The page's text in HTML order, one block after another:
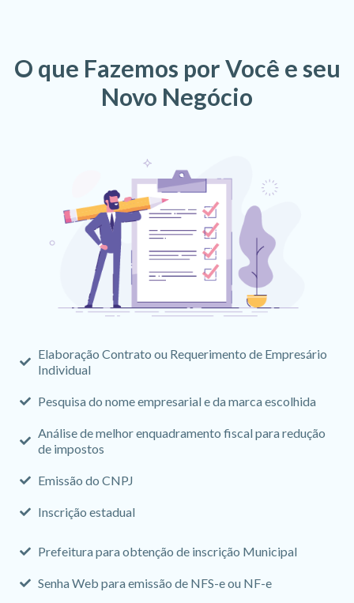
O que Fazemos por Você e seu
Novo Negócio
Elaboração Contrato ou Requerimento de Empresário
Individual
Pesquisa do nome empresarial e da marca escolhida
Análise de melhor enquadramento fiscal para redução
de impostos
Emissão do CNPJ
Inscrição estadual
Prefeitura para obtenção de inscrição Municipal
Senha Web para emissão de NFS-e ou NF-e